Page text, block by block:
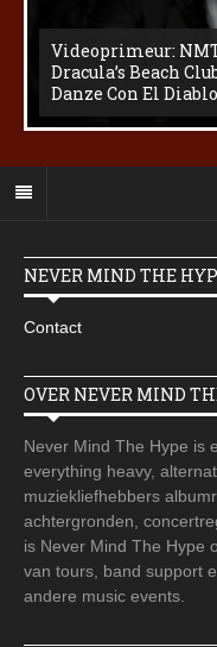
Videoprimeur:
Dracula’s Beach
Danze Con El Diablo
NEVER MIND THE
Contact
OVER NEVER MIND
Never Mind The Hype is
everything heavy,
muziekliefhebbers
achtergronden,
is Never Mind The Hype
van tours, band support
andere music events.